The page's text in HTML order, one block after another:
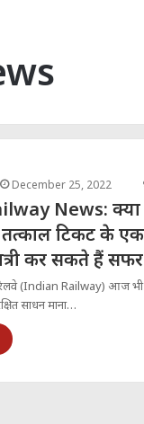
December 25, 2022
News:
टिकट के
कर सकते हैं
रेलवे (Indian Railway) आज भी
साधन माना…